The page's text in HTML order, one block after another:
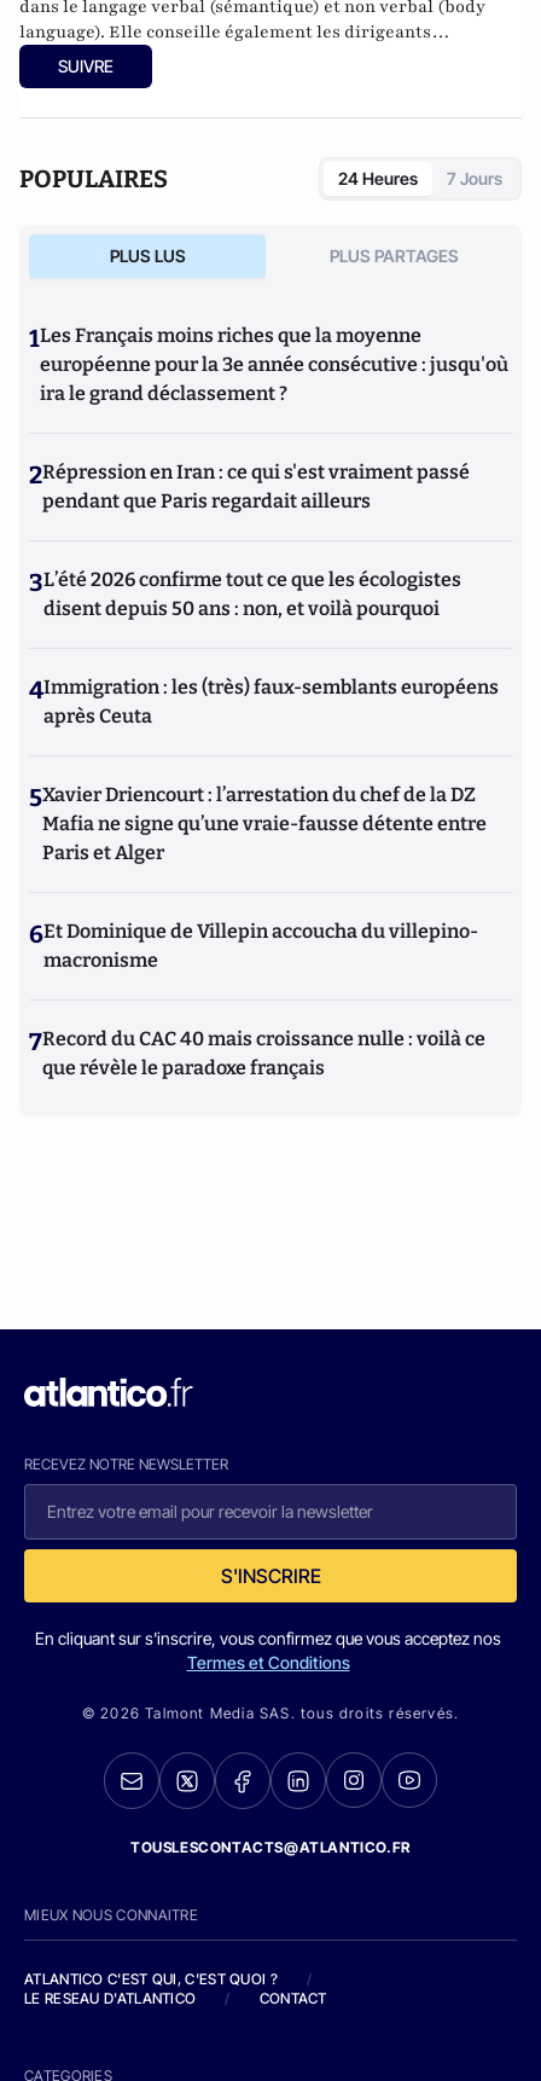
dans le langage verbal (sémantique) et non verbal (body
language). Elle conseille également les dirigeants
d’entreprise et accompagne certaines agences de
communication et relations publiques internationales,
que les dynamiques comportementales de nos
également conférencière et auteure.
SUIVRE
POPULAIRES 24 Heures 7 Jours
PLUS LUS PLUS PARTAGES
1Les Français moins riches que la moyenne
européenne pour la 3e année consécutive : jusqu'où
ira le grand déclassement ?
2Répression en Iran : ce qui s'est vraiment passé
pendant que Paris regardait ailleurs
3L’été 2026 confirme tout ce que les écologistes
disent depuis 50 ans : non, et voilà pourquoi
4Immigration : les (très) faux-semblants européens
après Ceuta
5Xavier Driencourt : l’arrestation du chef de la DZ
Mafia ne signe qu’une vraie-fausse détente entre
Paris et Alger
6Et Dominique de Villepin accoucha du villepino-
macronisme
7Record du CAC 40 mais croissance nulle : voilà ce
que révèle le paradoxe français
RECEVEZ NOTRE NEWSLETTER
S'INSCRIRE
En cliquant sur s'inscrire, vous confirmez que vous acceptez nos
Termes et Conditions
© 2026 Talmont Media SAS. tous droits réservés.
TOUSLESCONTACTS@ATLANTICO.FR
MIEUX NOUS CONNAITRE
ATLANTICO C'EST QUI, C'EST QUOI ?
/
LE RESEAU D'ATLANTICO
/ CONTACT
CATEGORIES